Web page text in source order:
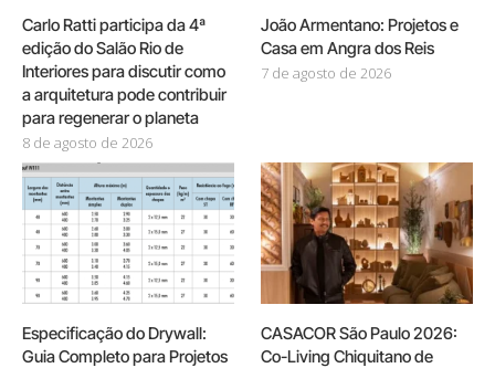
Carlo Ratti participa da 4ª
edição do Salão Rio de
Interiores para discutir como
a arquitetura pode contribuir
para regenerar o planeta
8 de agosto de 2026
João Armentano: Projetos e
Casa em Angra dos Reis
7 de agosto de 2026
Especificação do Drywall:
Guia Completo para Projetos
CASACOR São Paulo 2026:
Co-Living Chiquitano de